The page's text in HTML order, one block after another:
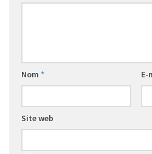
Nom * E-
Site web